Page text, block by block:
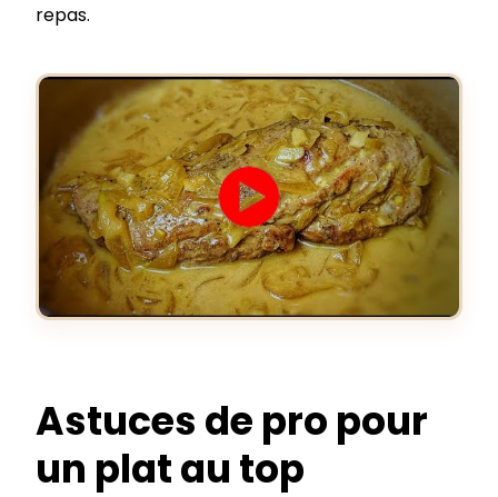
repas.
Astuces de pro pour
un plat au top